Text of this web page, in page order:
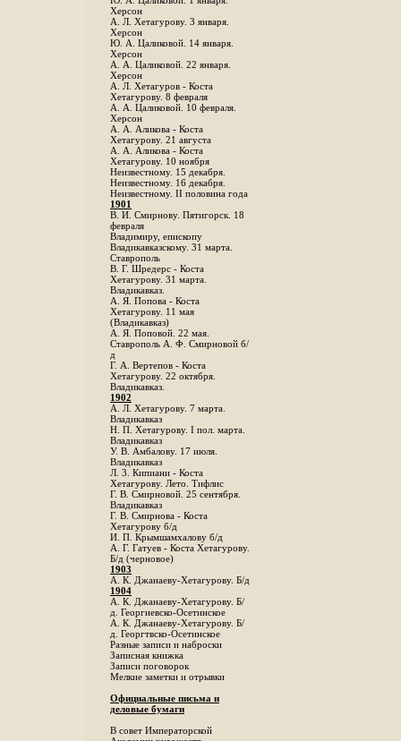
Херсон
А. Л. Хетагурову. 3 января.
Херсон
Ю. А. Цаликовой. 14 января.
Херсон
А. А. Цаликовой. 22 января.
Херсон
А. Л. Хетагуров - Коста
Хетагурову. 8 февраля
А. А. Цаликовой. 10 февраля.
Херсон
А. А. Аликова - Коста
Хетагурову. 21 августа
А. А. Аликова - Коста
Хетагурову. 10 ноября
Неизвестному. 15 декабря.
Неизвестному. 16 декабря.
Неизвестному. II половина года
1901
В. И. Смирнову. Пятигорск. 18
февраля
Владимиру, епископу
Владикавказскому. 31 марта.
Ставрополь
В. Г. Шредерс - Коста
Хетагурову. 31 марта.
Владикавказ.
А. Я. Попова - Коста
Хетагурову. 11 мая
(Владикавказ)
А. Я. Поповой. 22 мая.
Ставрополь А. Ф. Смирновой б/
д
Г. А. Вертепов - Коста
Хетагурову. 22 октября.
Владикавказ.
1902
А. Л. Хетагурову. 7 марта.
Владикавказ
Н. П. Хетагурову. I пол. марта.
Владикавказ
У. В. Амбалову. 17 июля.
Владикавказ
Л. 3. Кипиани - Коста
Хетагурову. Лето. Тифлис
Г. В. Смирновой. 25 сентября.
Владикавказ
Г. В. Смирнова - Коста
Хетагурову б/д
И. П. Крымшамхалову б/д
А. Г. Гатуев - Коста Хетагурову.
Б/д (черновое)
1903
А. К. Джанаеву-Хетагурову. Б/д
1904
А. К. Джанаеву-Хетагурову. Б/
д. Георгиевско-Осетинское
А. К. Джанаеву-Хетагурову. Б/
д. Георгтвско-Осетинское
Разные записи и наброски
Записная книжка
Записи поговорок
Мелкие заметки и отрывки
Официальные письма и
деловые бумаги
В совет Императорской